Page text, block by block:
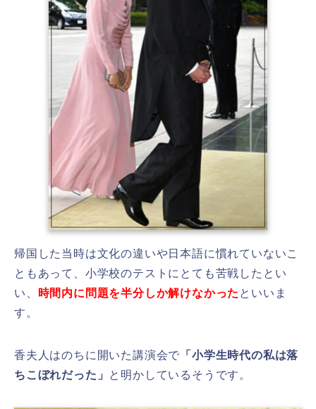
帰国した当時は文化の違いや日本語に慣れていないこ
ともあって、小学校のテストにとても苦戦したとい
い、
時間内に問題を半分しか解けなかった といいま
す。
香夫人はのちに開いた講演会で 「小学生時代の私は落
ちこぼれだった」 と明かしているそうです。